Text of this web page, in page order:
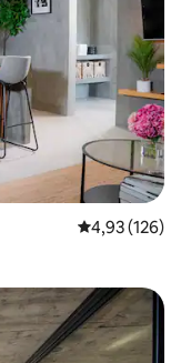
4,93 av 5 i
4,93 (126)